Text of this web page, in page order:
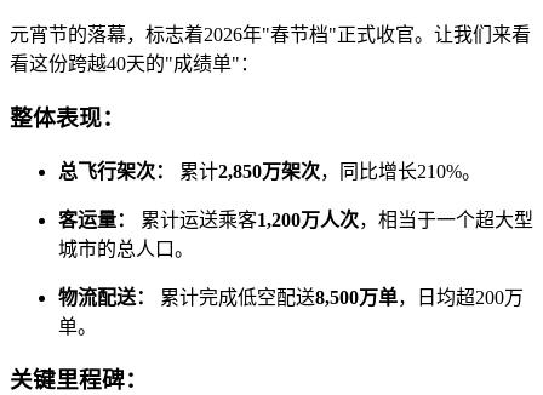
元宵节的落幕，标志着2026年"春节档"正式收官。让我们来看
看这份跨越40天的"成绩单"：
整体表现：
总飞行架次： 累计2,850万架次，同比增长210%。
客运量： 累计运送乘客1,200万人次，相当于一个超大型
城市的总人口。
物流配送： 累计完成低空配送8,500万单，日均超200万
单。
关键里程碑：